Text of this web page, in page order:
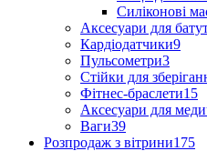
Силіконові
Аксесуари для
Кардіодатчики9
Пульсометри3
Стійки для
Фітнес-браслети15
Аксесуари для
Ваги39
Розпродаж з вітрини175